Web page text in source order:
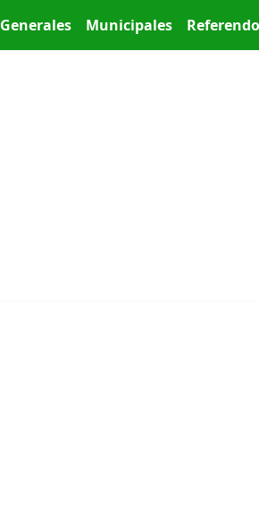
Generales Municipales